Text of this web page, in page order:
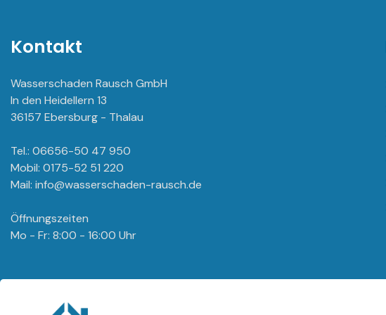
Kontakt
Wasserschaden Rausch GmbH
In den Heidellern 13
36157 Ebersburg - Thalau
Tel.: 06656-50 47 950
Mobil: 0175-52 51 220
Mail: info@wasserschaden-rausch.de
Öffnungszeiten
Mo - Fr: 8:00 - 16:00 Uhr